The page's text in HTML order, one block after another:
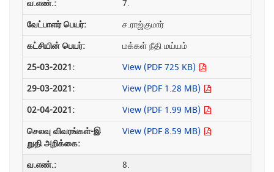
7.
ச.ராஜ்குமார்
மக்கள் நீதி மய்யம்
View (PDF 725 KB)
View (PDF 1.28 MB)
View (PDF 1.99 MB)
View (PDF 8.59 MB)
8.